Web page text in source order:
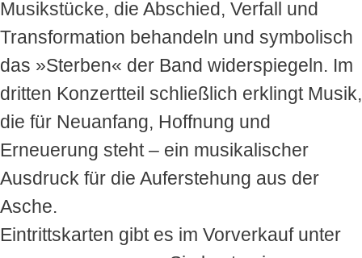
Musikstücke, die Abschied, Verfall und
Transformation behandeln und symbolisch
das »Sterben« der Band widerspiegeln. Im
dritten Konzertteil schließlich erklingt Musik,
die für Neuanfang, Hoffnung und
Erneuerung steht – ein musikalischer
Ausdruck für die Auferstehung aus der
Asche.
Eintrittskarten gibt es im Vorverkauf unter